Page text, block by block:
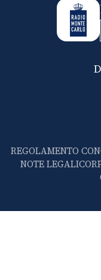
REGOLAMENTO
NOTE LEGALI